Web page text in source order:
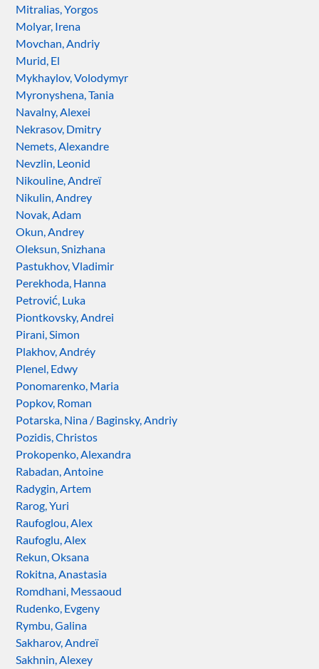
Mitralias, Yorgos
Molyar, Irena
Movchan, Andriy
Murid, El
Mykhaylov, Volodymyr
Myronyshena, Tania
Navalny, Alexei
Nekrasov, Dmitry
Nemets, Alexandre
Nevzlin, Leonid
Nikouline, Andreï
Nikulin, Andrey
Novak, Adam
Okun, Andrey
Oleksun, Snizhana
Pastukhov, Vladimir
Perekhoda, Hanna
Petrović, Luka
Piontkovsky, Andrei
Pirani, Simon
Plakhov, Andréy
Plenel, Edwy
Ponomarenko, Maria
Popkov, Roman
Potarska, Nina / Baginsky, Andriy
Pozidis, Christos
Prokopenko, Alexandra
Rabadan, Antoine
Radygin, Artem
Rarog, Yuri
Raufoglou, Alex
Raufoglu, Alex
Rekun, Oksana
Rokitna, Anastasia
Romdhani, Messaoud
Rudenko, Evgeny
Rymbu, Galina
Sakharov, Andreï
Sakhnin, Alexey